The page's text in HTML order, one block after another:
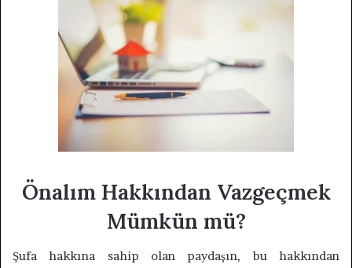
Önalım Hakkından Vazgeçmek
Mümkün mü?
Şufa hakkına sahip olan paydaşın, bu hakkından